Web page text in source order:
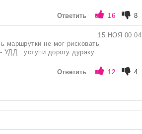
Ответить 16 8
15 НОЯ 00:04
не мог рисковать
: уступи дорогу дураку .
Ответить 12 4